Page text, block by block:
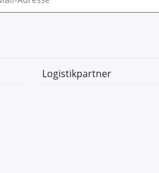
Logistikpartner